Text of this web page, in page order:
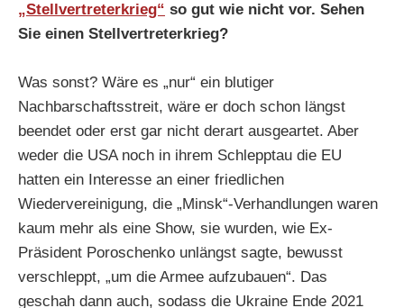
„Stellvertreterkrieg“ so gut wie nicht vor. Sehen
Sie einen Stellvertreterkrieg?
Was sonst? Wäre es „nur“ ein blutiger
Nachbarschaftsstreit, wäre er doch schon längst
beendet oder erst gar nicht derart ausgeartet. Aber
weder die USA noch in ihrem Schlepptau die EU
hatten ein Interesse an einer friedlichen
Wiedervereinigung, die „Minsk“-Verhandlungen waren
kaum mehr als eine Show, sie wurden, wie Ex-
Präsident Poroschenko unlängst sagte, bewusst
verschleppt, „um die Armee aufzubauen“. Das
geschah dann auch, sodass die Ukraine Ende 2021